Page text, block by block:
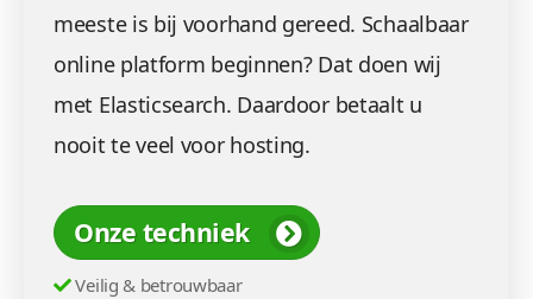
meeste is bij voorhand gereed. Schaalbaar
online platform beginnen? Dat doen wij
met Elasticsearch. Daardoor betaalt u
nooit te veel voor hosting.
Onze techniek
Veilig & betrouwbaar